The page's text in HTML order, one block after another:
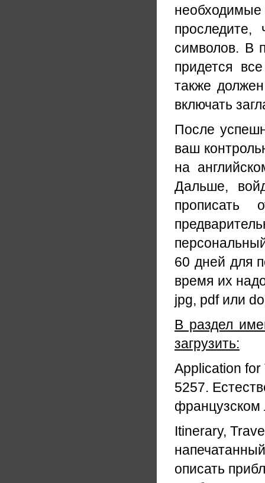
символов. В
придется
также
включать
После
ваш
на
Дальше,
прописать
60 дней для
время их
jpg, pdf или
В раздел
загрузить:
Application for
5257.
французском
Itinerary,
описать